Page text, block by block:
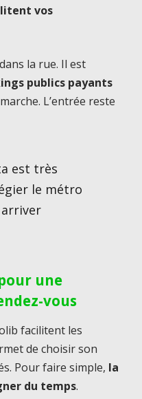
vos
la rue. Il est
publics payants
L’entrée reste
est très
le métro
une
vous
facilitent les
de choisir son
Pour faire simple, la
du temps.